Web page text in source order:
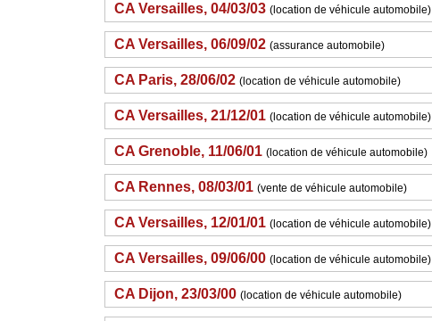
CA Versailles, 04/03/03 (location de véhicule automobile)
CA Versailles, 06/09/02 (assurance automobile)
CA Paris, 28/06/02 (location de véhicule automobile)
CA Versailles, 21/12/01 (location de véhicule automobile)
CA Grenoble, 11/06/01 (location de véhicule automobile)
CA Rennes, 08/03/01 (vente de véhicule automobile)
CA Versailles, 12/01/01 (location de véhicule automobile)
CA Versailles, 09/06/00 (location de véhicule automobile)
CA Dijon, 23/03/00 (location de véhicule automobile)